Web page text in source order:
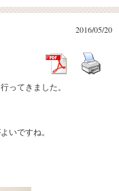
2016/05/20
ってきました。
いですね。